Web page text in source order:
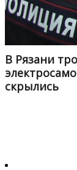
В Рязани
скрылись